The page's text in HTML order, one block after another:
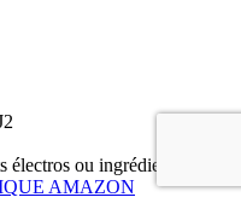
électros ou ingrédients :
AMAZON